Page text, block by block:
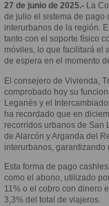
27 de junio de 2025.- La
de julio el sistema de pago
interurbanos de la región.
tanto con el soporte físico
móviles, lo que facilitará el
de espera en el momento
El consejero de Vivienda,
comprobado hoy su
Leganés y el
ha recordado que en
recorridos urbanos de San
de Alarcón y Arganda del
interurbanos, garantizando
Esta forma de pago
como el abono, utilizado
11% o el cobro con dinero
3,3% del total de viajeros.